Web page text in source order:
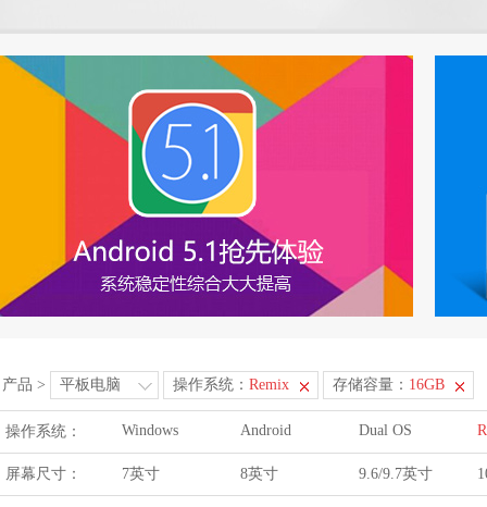
产品 > 平板电脑 操作系统： Remix 存储容量： 16GB
操作系统： Windows Android Dual OS
屏幕尺寸： 7英寸 8英寸 9.6/9.7英寸